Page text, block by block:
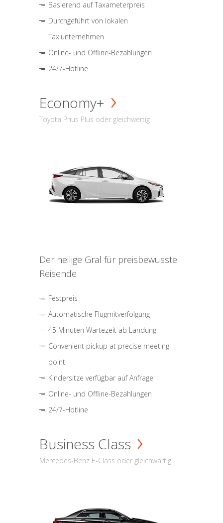
Basierend auf Taxameterpreis
Durchgeführt von lokalen
Taxiunternehmen
Online- und Offline-Bezahlungen
24/7-Hotline
Economy+
Toyota Prius Plus oder gleichwertig
Der heilige Gral für preisbewusste
Reisende
Festpreis
Automatische Flugmitverfolgung
45 Minuten Wartezeit ab Landung
Convenient pickup at precise meeting
point
Kindersitze verfügbar auf Anfrage
Online- und Offline-Bezahlungen
24/7-Hotline
Business Class
Mercedes-Benz E-Class oder gleichwärtig